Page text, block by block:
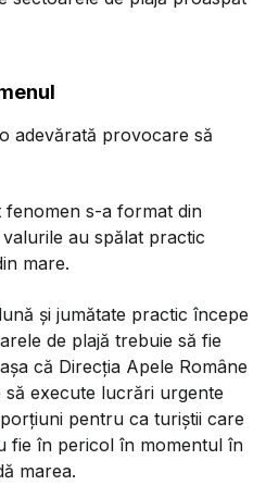
adevărată provocare să
fenomen s-a format din
au spălat practic
mare.
și jumătate practic începe
de plajă trebuie să fie
că Direcția Apele Române
execute lucrări urgente
pentru ca turiștii care
fie în pericol în momentul în
marea.